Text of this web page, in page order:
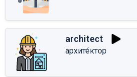
architect
архите́ктор